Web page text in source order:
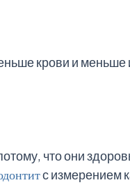
крови и
что они
с измерением